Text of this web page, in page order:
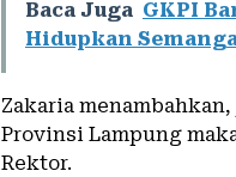
Baca Juga GKPI
Hidupkan
Zakaria
Provinsi Lampung
Rektor.